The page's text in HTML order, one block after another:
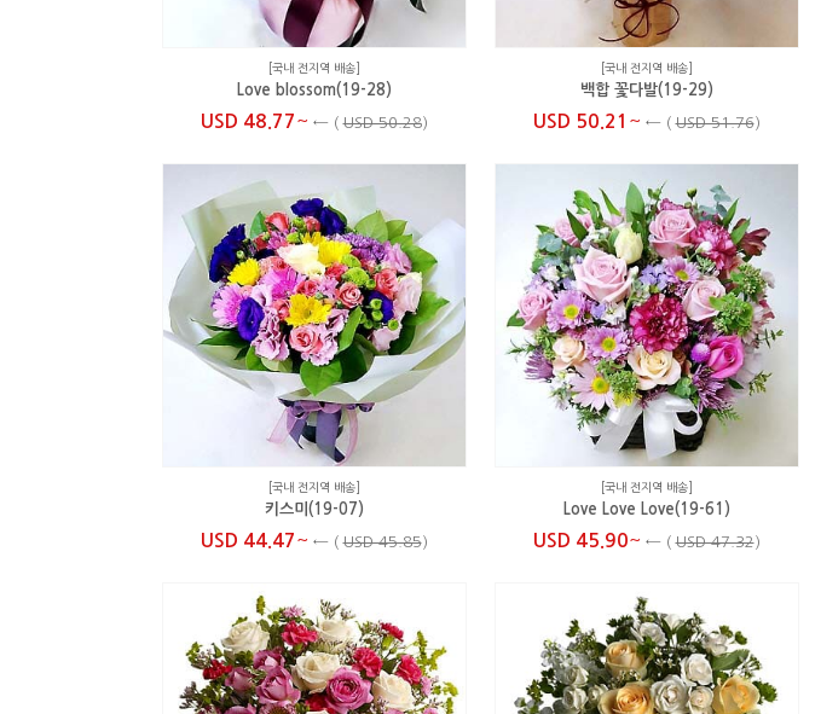
[국내 전지역 배송]
Love blossom(19-28)
USD 48.77 ~ ← (USD 50.28)
[국내 전지역 배송]
백합 꽃다발(19-29)
USD 50.21 ~ ← (USD 51.76)
[국내 전지역 배송]
키스미(19-07)
USD 44.47 ~ ← (USD 45.85)
[국내 전지역 배송]
Love Love Love(19-61)
USD 45.90~ ← (USD 47.32)